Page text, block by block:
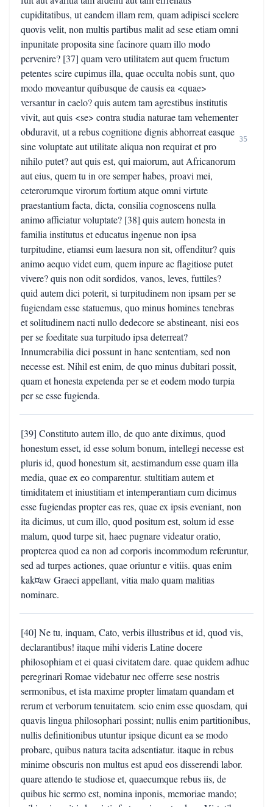
cupiditatibus, ut eandem illam rem, quam adipisci scelere
quovis velit, non multis partibus malit ad sese etiam omni
inpunitate proposita sine facinore quam illo modo
pervenire? [37] quam vero utilitatem aut quem fructum
petentes scire cupimus illa, quae occulta nobis sunt, quo
modo moveantur quibusque de causis ea <quae>
versantur in caelo? quis autem tam agrestibus institutis
vivit, aut quis <se> contra studia naturae tam vehementer
obduravit, ut a rebus cognitione dignis abhorreat easque
sine voluptate aut utilitate aliqua non requirat et pro
nihilo putet? aut quis est, qui maiorum, aut Africanorum
aut eius, quem tu in ore semper habes, proavi mei,
ceterorumque virorum fortium atque omni virtute
praestantium facta, dicta, consilia cognoscens nulla
animo afficiatur voluptate? [38] quis autem honesta in
familia institutus et educatus ingenue non ipsa
turpitudine, etiamsi eum laesura non sit, offenditur? quis
animo aequo videt eum, quem inpure ac flagitiose putet
vivere? quis non odit sordidos, vanos, leves, futtiles?
quid autem dici poterit, si turpitudinem non ipsam per se
fugiendam esse statuemus, quo minus homines tenebras
et solitudinem nacti nullo dedecore se abstineant, nisi eos
per se foeditate sua turpitudo ipsa deterreat?
Innumerabilia dici possunt in hanc sententiam, sed non
necesse est. Nihil est enim, de quo minus dubitari possit,
quam et honesta expetenda per se et eodem modo turpia
per se esse fugienda.
35
[39] Constituto autem illo, de quo ante diximus, quod
honestum esset, id esse solum bonum, intellegi necesse est
pluris id, quod honestum sit, aestimandum esse quam illa
media, quae ex eo comparentur. stultitiam autem et
timiditatem et iniustitiam et intemperantiam cum dicimus
esse fugiendas propter eas res, quae ex ipsis eveniant, non
ita dicimus, ut cum illo, quod positum est, solum id esse
malum, quod turpe sit, haec pugnare videatur oratio,
propterea quod ea non ad corporis incommodum referuntur,
sed ad turpes actiones, quae oriuntur e vitiis. quas enim
kak¤aw Graeci appellant, vitia malo quam malitias
nominare.
[40] Ne tu, inquam, Cato, verbis illustribus et id, quod vis,
declarantibus! itaque mihi videris Latine docere
philosophiam et ei quasi civitatem dare. quae quidem adhuc
peregrinari Romae videbatur nec offerre sese nostris
sermonibus, et ista maxime propter limatam quandam et
rerum et verborum tenuitatem. scio enim esse quosdam, qui
quavis lingua philosophari possint; nullis enim partitionibus,
nullis definitionibus utuntur ipsique dicunt ea se modo
probare, quibus natura tacita adsentiatur. itaque in rebus
minime obscuris non multus est apud eos disserendi labor.
quare attendo te studiose et, quaecumque rebus iis, de
quibus hic sermo est, nomina inponis, memoriae mando;